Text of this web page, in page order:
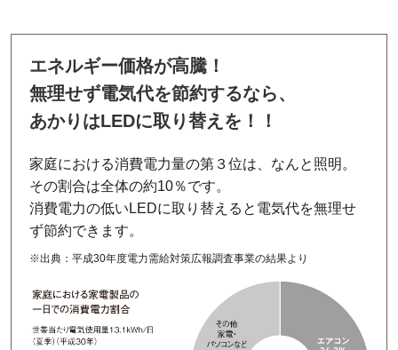
エネルギー価格が高騰！
無理せず電気代を節約するなら、
あかりはLEDに取り替えを！！
家庭における消費電力量の第３位は、なんと照明。
その割合は全体の約10％です。
消費電力の低いLEDに取り替えると電気代を無理せ
ず節約できます。
※出典：平成30年度電力需給対策広報調査事業の結果より